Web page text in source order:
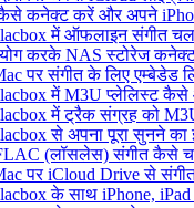
कनेक्ट करें और अपने
में ऑफलाइन संगीत
करके NAS स्टोरेज
पर संगीत के लिए एम्बेडेड
में M3U प्लेलिस्ट
में ट्रैक संग्रह को
से अपना पूरा सुनने का
(लॉसलेस) संगीत कैसे
पर iCloud Drive से
के साथ iPhone,